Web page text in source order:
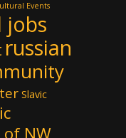
Events
jobs
russian
Slavic
NW